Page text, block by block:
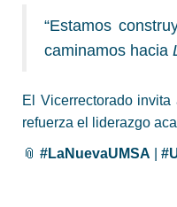
“Estamos
caminamos hacia
El Vicerrectorado invita
refuerza el liderazgo
📎 #LaNuevaUMSA